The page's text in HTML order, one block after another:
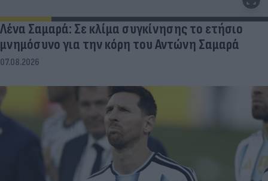
Λένα Σαμαρά: Σε κλίμα συγκίνησης το ετήσιο
μνημόσυνο για την κόρη του Αντώνη Σαμαρά
07.08.2026